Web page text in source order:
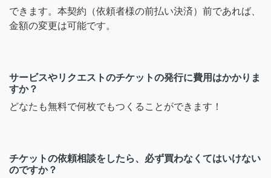
できます。本契約（依頼者様の前払い決済）前であれば、
金額の変更は可能です。
サービスやリクエストのチケットの発行に費用はかかりま
すか？
どなたも無料で何枚でもつくることができます！
チケットの依頼相談をしたら、必ず買わなくてはいけない
のですか？